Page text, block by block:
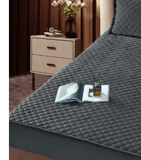
Lenjerii de pat Bumbac 100%
Lenjerii de pat Cocolino
Lenjerii de pat Finet + 2 Draperii
Lenjerii de pat Saten 4 piese cu
elastic